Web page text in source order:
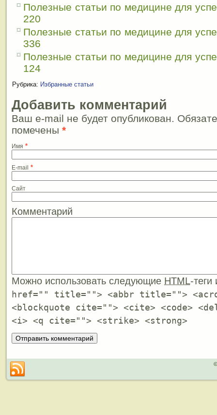
Полезные статьи по медицине для
220
Полезные статьи по медицине для
336
Полезные статьи по медицине для
124
Рубрика: Избранные статьи
Добавить комментарий
Ваш e-mail не будет опубликован.
помечены *
Имя *
E-mail *
Сайт
Комментарий
Можно использовать следующие HTML-
href="" title=""> <abbr title="">
<blockquote cite=""> <cite> <code>
<i> <q cite=""> <strike> <strong>